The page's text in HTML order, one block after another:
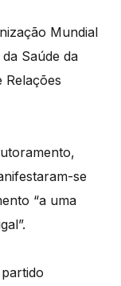
Mundial
Saúde da
Relações
se
“a uma